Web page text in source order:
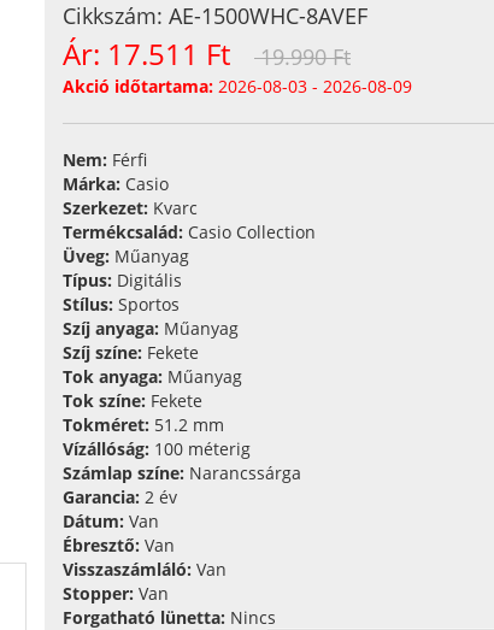
Cikkszám: AE-1500WHC-8AVEF
Ár: 17.511 Ft 19.990 Ft
Akció időtartama: 2026-08-03 - 2026-08-09
Nem: Férfi
Márka: Casio
Szerkezet: Kvarc
Termékcsalád: Casio Collection
Üveg: Műanyag
Típus: Digitális
Stílus: Sportos
Szíj anyaga: Műanyag
Szíj színe: Fekete
Tok anyaga: Műanyag
Tok színe: Fekete
Tokméret: 51.2 mm
Vízállóság: 100 méterig
Számlap színe: Narancssárga
Garancia: 2 év
Dátum: Van
Ébresztő: Van
Visszaszámláló: Van
Stopper: Van
Forgatható lünetta: Nincs